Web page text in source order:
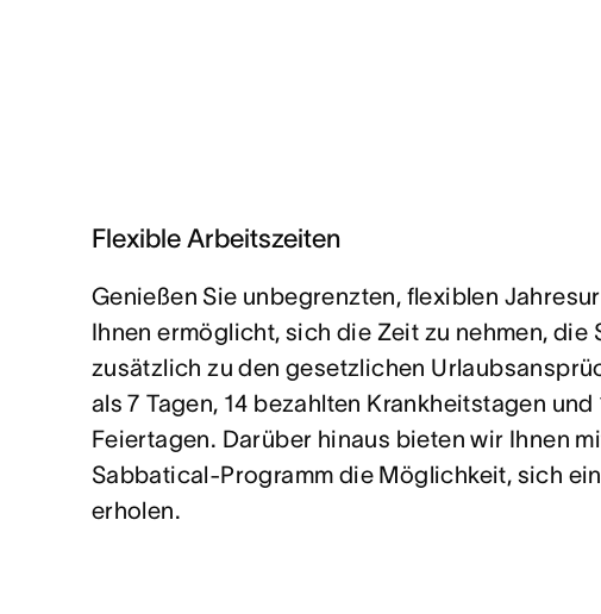
Flexible Arbeitszeiten
Genießen Sie unbegrenzten, flexiblen
Ihnen ermöglicht, sich die Zeit zu nehmen, die
zusätzlich zu den gesetzlichen
als 7 Tagen, 14 bezahlten Krankheitstagen und
Feiertagen. Darüber hinaus bieten wir Ihnen
Sabbatical-Programm die Möglichkeit, sich
erholen.